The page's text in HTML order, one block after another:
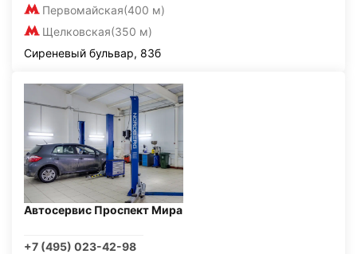
Первомайская(400 м)
Щелковская(350 м)
Сиреневый бульвар, 83б
Автосервис Проспект Мира
+7 (495) 023-42-98